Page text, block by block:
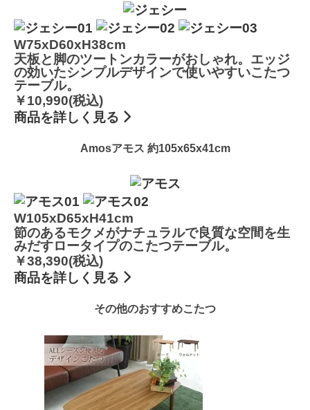
W75xD60xH38cm
天板と脚のツートンカラーがおしゃれ。エッジ
の効いたシンプルデザインで使いやすいこたつ
テーブル。
￥10,990(税込)
商品を詳しく見る
Amosアモス 約105x65x41cm
W105xD65xH41cm
節のあるモクメがナチュラルで良質な空間を生
みだすロータイプのこたつテーブル。
￥38,390(税込)
商品を詳しく見る
その他のおすすめこたつ